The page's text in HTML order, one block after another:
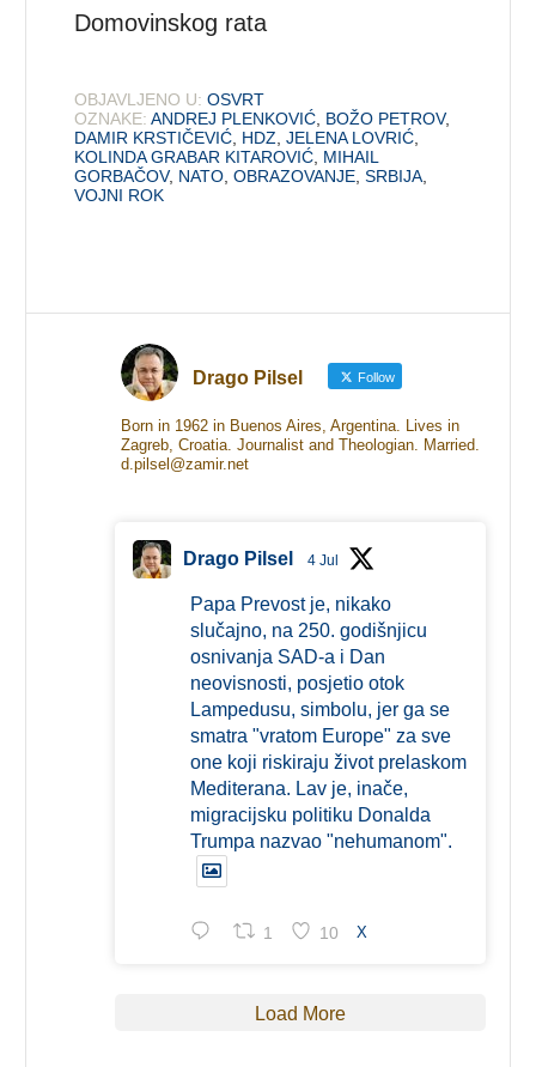
Domovinskog rata
OBJAVLJENO U: OSVRT
OZNAKE: ANDREJ PLENKOVIĆ, BOŽO PETROV,
DAMIR KRSTIČEVIĆ, HDZ,JELENA LOVRIĆ,
KOLINDA GRABAR KITAROVIĆ, MIHAIL
GORBAČOV, NATO,OBRAZOVANJE,SRBIJA,
VOJNI ROK
Drago Pilsel Follow
Born in 1962 in Buenos Aires, Argentina. Lives in
Zagreb, Croatia. Journalist and Theologian. Married.
d.pilsel@zamir.net
Drago Pilsel 4 Jul
Papa Prevost je, nikako
slučajno, na 250. godišnjicu
osnivanja SAD-a i Dan
neovisnosti, posjetio otok
Lampedusu, simbolu, jer ga se
smatra "vratom Europe" za sve
one koji riskiraju život prelaskom
Mediterana. Lav je, inače,
migracijsku politiku Donalda
Trumpa nazvao "nehumanom".
1 10 X
Load More